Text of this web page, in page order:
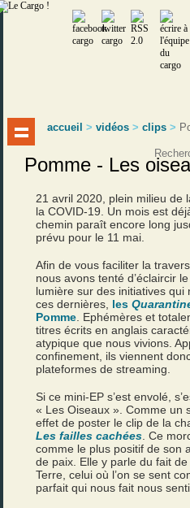
accueil >vidéos >clips >
Pomme - Les
21 avril 2020, plein milieu de
la COVID-19. Un mois est
chemin paraît encore long
prévu pour le 11 mai.
Afin de vous faciliter la
nous avons tenté d’éclaircir
lumière sur des initiatives
ces dernières, les
Pomme . Ephémères et
titres écrits en anglais
atypique que nous vivions.
confinement, ils viennent
plateformes de streaming.
Si ce mini-EP s’est envolé,
« Les Oiseaux ». Comme un
effet de poster le clip de la
Les failles cachées . Ce
comme le plus positif de son
de paix. Elle y parle du fait
Terre, celui où l’on se sent
parfait qui nous fait nous